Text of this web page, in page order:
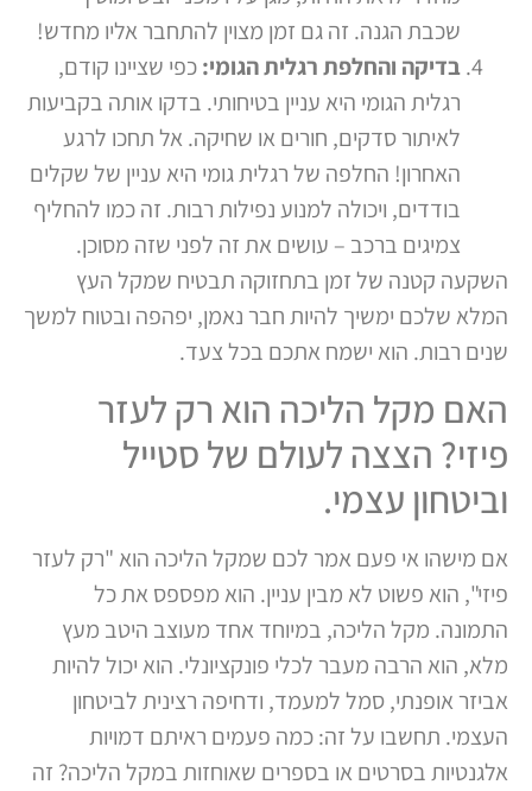
שכבת הגנה. זה גם זמן מצוין להתחבר אליו מחדש!
בדיקה והחלפת רגלית הגומי:כפי שציינו קודם,
רגלית הגומי היא עניין בטיחותי. בדקו אותה בקביעות
לאיתור סדקים, חורים או שחיקה. אל תחכו לרגע
האחרון! החלפה של רגלית גומי היא עניין של שקלים
בודדים, ויכולה למנוע נפילות רבות. זה כמו להחליף
צמיגים ברכב – עושים את זה לפני שזה מסוכן.
השקעה קטנה של זמן בתחזוקה תבטיח שמקל העץ
המלא שלכם ימשיך להיות חבר נאמן, יפהפה ובטוח למשך
שנים רבות. הוא ישמח אתכם בכל צעד.
האם מקל הליכה הוא רק לעזר
פיזי? הצצה לעולם של סטייל
וביטחון עצמי.
אם מישהו אי פעם אמר לכם שמקל הליכה הוא "רק לעזר
פיזי", הוא פשוט לא מבין עניין. הוא מפספס את כל
התמונה. מקל הליכה, במיוחד אחד מעוצב היטב מעץ
מלא, הוא הרבה מעבר לכלי פונקציונלי. הוא יכול להיות
אביזר אופנתי, סמל למעמד, ודחיפה רצינית לביטחון
העצמי. תחשבו על זה: כמה פעמים ראיתם דמויות
אלגנטיות בסרטים או בספרים שאוחזות במקל הליכה? זה